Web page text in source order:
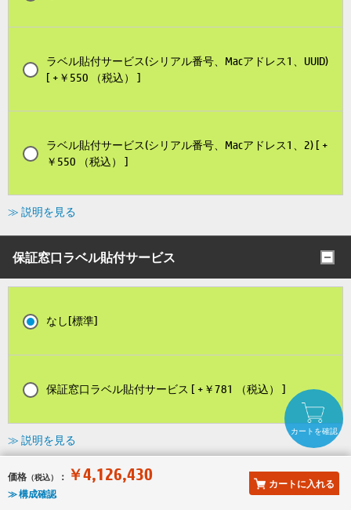
ラベル貼付サービス(シリアル番号、Macアドレス1、UUID)
[ +￥550 （税込） ]
ラベル貼付サービス(シリアル番号、Macアドレス1、2) [ +
￥550 （税込） ]
≫ 説明を見る
保証窓口ラベル貼付サービス
なし[標準]
保証窓口ラベル貼付サービス [ +￥781 （税込） ]
≫ 説明を見る
グローバル保証
価格 （税込） ： ￥4,126,430
≫ 構成確認
カートに入れる
カートを確認